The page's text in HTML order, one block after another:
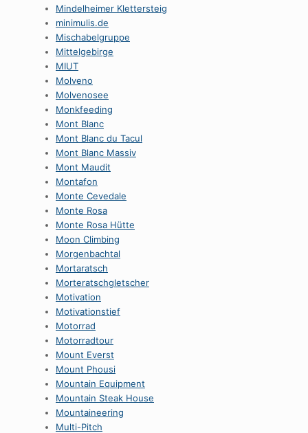
Mindelheimer Klettersteig
minimulis.de
Mischabelgruppe
Mittelgebirge
MIUT
Molveno
Molvenosee
Monkfeeding
Mont Blanc
Mont Blanc du Tacul
Mont Blanc Massiv
Mont Maudit
Montafon
Monte Cevedale
Monte Rosa
Monte Rosa Hütte
Moon Climbing
Morgenbachtal
Mortaratsch
Morteratschgletscher
Motivation
Motivationstief
Motorrad
Motorradtour
Mount Everst
Mount Phousi
Mountain Equipment
Mountain Steak House
Mountaineering
Multi-Pitch